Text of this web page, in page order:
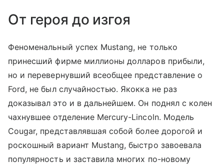
От героя до изгоя
Феноменальный успех Mustang, не только
принесший фирме миллионы долларов прибыли,
но и перевернувший всеобщее представление о
Ford, не был случайностью. Якокка не раз
доказывал это и в дальнейшем. Он поднял с колен
чахнувшее отделение Mercury-Lincoln. Модель
Cougar, представлявшая собой более дорогой и
роскошный вариант Mustang, быстро завоевала
популярность и заставила многих по-новому